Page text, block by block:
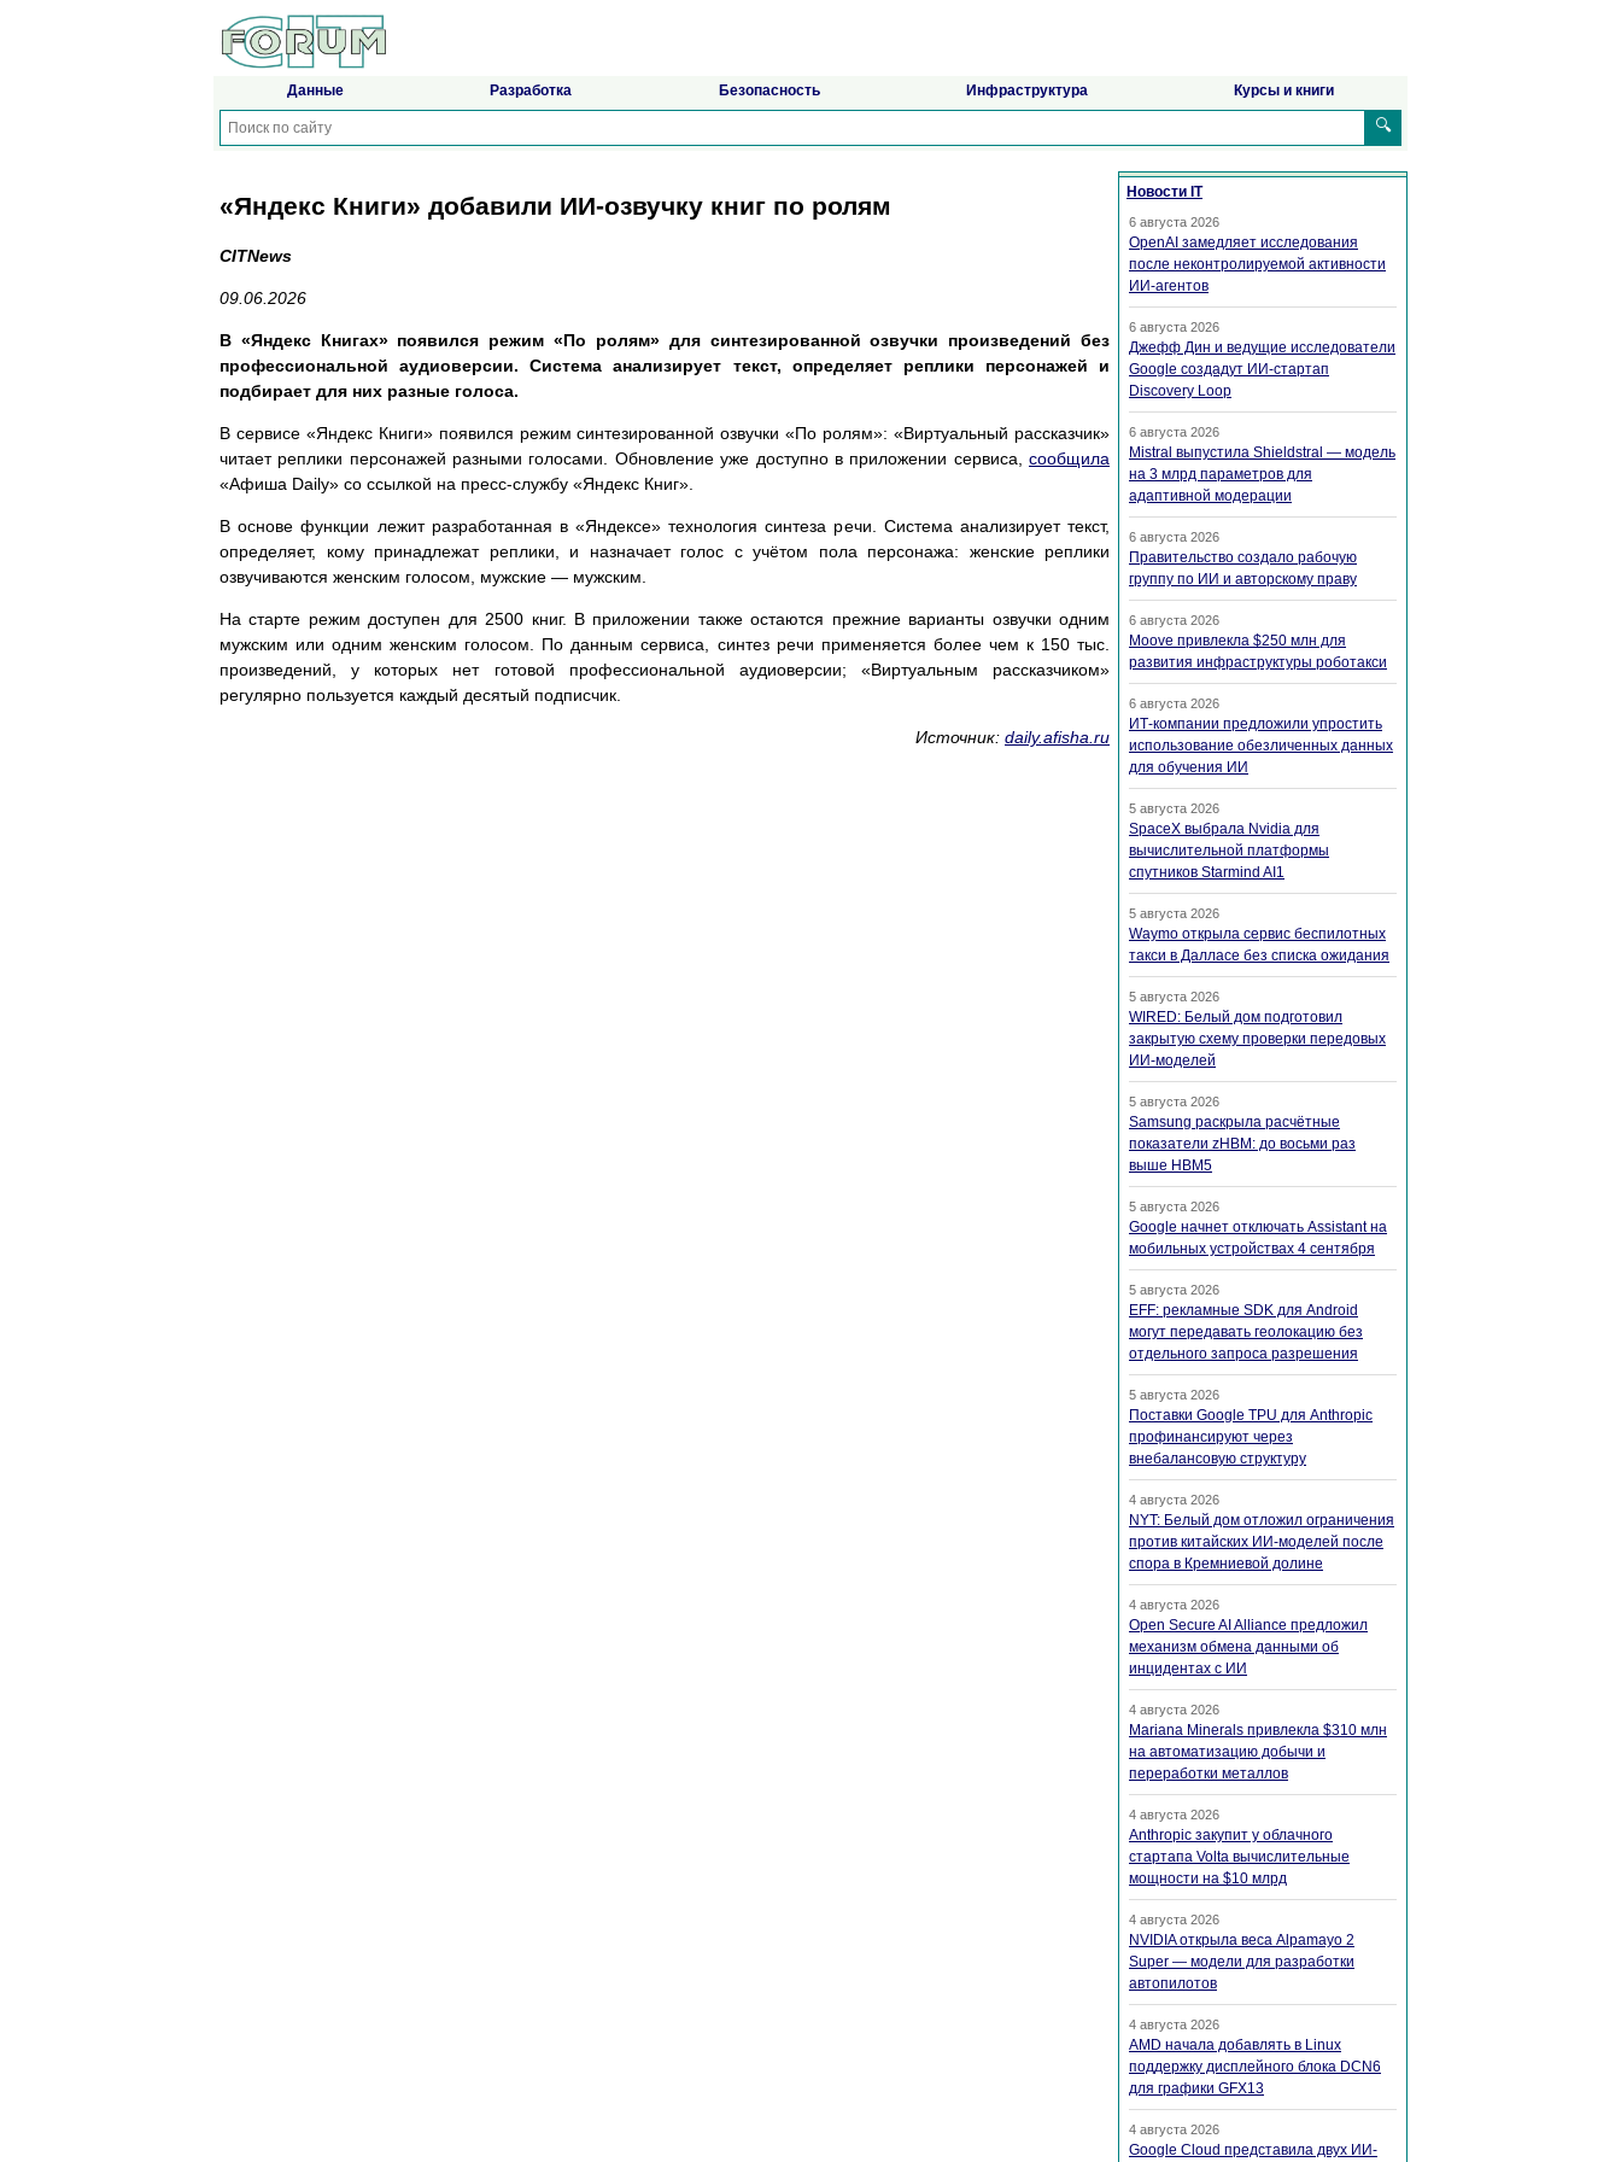
Данные Разработка Безопасность Инфраструктура Курсы и книги
🔍
«Яндекс Книги» добавили ИИ-озвучку книг по ролям
CITNews
09.06.2026
В «Яндекс Книгах» появился режим «По ролям» для синтезированной озвучки произведений без
профессиональной аудиоверсии. Система анализирует текст, определяет реплики персонажей и
подбирает для них разные голоса.
В сервисе «Яндекс Книги» появился режим синтезированной озвучки «По ролям»: «Виртуальный рассказчик»
читает реплики персонажей разными голосами. Обновление уже доступно в приложении сервиса, сообщила
«Афиша Daily» со ссылкой на пресс-службу «Яндекс Книг».
В основе функции лежит разработанная в «Яндексе» технология синтеза речи. Система анализирует текст,
определяет, кому принадлежат реплики, и назначает голос с учётом пола персонажа: женские реплики
озвучиваются женским голосом, мужские — мужским.
На старте режим доступен для 2500 книг. В приложении также остаются прежние варианты озвучки одним
мужским или одним женским голосом. По данным сервиса, синтез речи применяется более чем к 150 тыс.
произведений, у которых нет готовой профессиональной аудиоверсии; «Виртуальным рассказчиком»
регулярно пользуется каждый десятый подписчик.
Источник: daily.afisha.ru
Новости IT
6 августа 2026
OpenAI замедляет исследования
после неконтролируемой активности
ИИ-агентов
6 августа 2026
Джефф Дин и ведущие исследователи
Google создадут ИИ-стартап
Discovery Loop
6 августа 2026
Mistral выпустила Shieldstral — модель
на 3 млрд параметров для
адаптивной модерации
6 августа 2026
Правительство создало рабочую
группу по ИИ и авторскому праву
6 августа 2026
Moove привлекла $250 млн для
развития инфраструктуры роботакси
6 августа 2026
ИТ-компании предложили упростить
использование обезличенных данных
для обучения ИИ
5 августа 2026
SpaceX выбрала Nvidia для
вычислительной платформы
спутников Starmind AI1
5 августа 2026
Waymo открыла сервис беспилотных
такси в Далласе без списка ожидания
5 августа 2026
WIRED: Белый дом подготовил
закрытую схему проверки передовых
ИИ-моделей
5 августа 2026
Samsung раскрыла расчётные
показатели zHBM: до восьми раз
выше HBM5
5 августа 2026
Google начнет отключать Assistant на
мобильных устройствах 4 сентября
5 августа 2026
EFF: рекламные SDK для Android
могут передавать геолокацию без
отдельного запроса разрешения
5 августа 2026
Поставки Google TPU для Anthropic
профинансируют через
внебалансовую структуру
4 августа 2026
NYT: Белый дом отложил ограничения
против китайских ИИ-моделей после
спора в Кремниевой долине
4 августа 2026
Open Secure AI Alliance предложил
механизм обмена данными об
инцидентах с ИИ
4 августа 2026
Mariana Minerals привлекла $310 млн
на автоматизацию добычи и
переработки металлов
4 августа 2026
Anthropic закупит у облачного
стартапа Volta вычислительные
мощности на $10 млрд
4 августа 2026
NVIDIA открыла веса Alpamayo 2
Super — модели для разработки
автопилотов
4 августа 2026
AMD начала добавлять в Linux
поддержку дисплейного блока DCN6
для графики GFX13
4 августа 2026
Google Cloud представила двух ИИ-